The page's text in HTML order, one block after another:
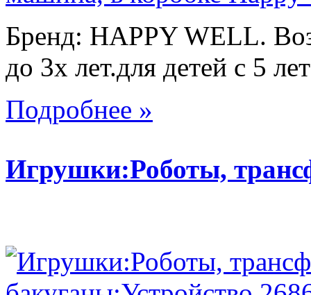
Бренд: HAPPY WELL.
до 3х лет.для детей с 5 лет
Подробнее »
Игрушки:Роботы,